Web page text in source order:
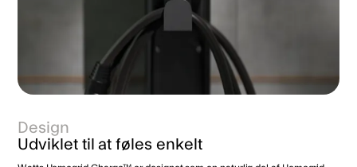
Design
Udviklet til at føles enkelt